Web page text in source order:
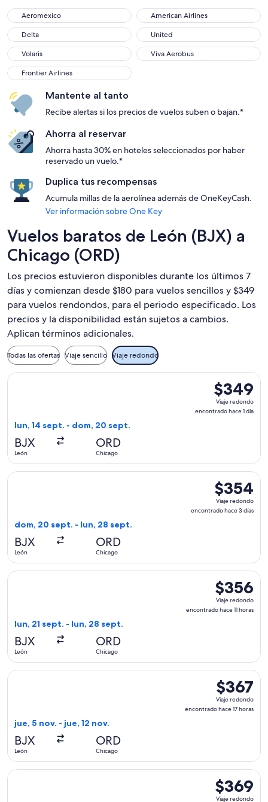
Aeromexico
Aeromexico American Airlines
American Airlines
Delta
Delta United
United
Volaris
Volaris Viva Aerobus
Viva Aerobus
Frontier Airlines
Frontier Airlines
Mantente al tanto
Recibe alertas si los precios de vuelos suben o bajan.*
Ahorra al reservar
Ahorra hasta 30% en hoteles seleccionados por haber
reservado un vuelo.*
Duplica tus recompensas
Acumula millas de la aerolínea además de OneKeyCash.
Ver información sobre One Key
Vuelos baratos de León (BJX) a
Chicago (ORD)
Los precios estuvieron disponibles durante los últimos 7
días y comienzan desde $180 para vuelos sencillos y $349
para vuelos rendondos, para el periodo especificado. Los
precios y la disponibilidad están sujetos a cambios.
Aplican términos adicionales.
Todas las ofertas Viaje sencillo Viaje redondo
$349
Viaje
redondo,
$349
Viaje redondo
encontrado hace 1 día
lun, 14 sept. - dom, 20 sept.
BJX
León
ORD
Chicago
Seleccionar vuelo de Viva, con salida el lun, 14 sept.
$354
Viaje
redondo,
$354
Viaje redondo
encontrado hace 3 días
dom, 20 sept. - lun, 28 sept.
BJX
León
ORD
Chicago
Seleccionar vuelo de Viva, con salida el dom, 20 sept.
$356
Viaje
redondo,
$356
Viaje redondo
encontrado hace 11 horas
lun, 21 sept. - lun, 28 sept.
BJX
León
ORD
Chicago
Seleccionar vuelo de Viva, con salida el lun, 21 sept. desde
$367
Viaje
redondo,
$367
Viaje redondo
encontrado hace 17 horas
jue, 5 nov. - jue, 12 nov.
BJX
León
ORD
Chicago
Seleccionar vuelo de Viva, con salida el jue, 5 nov. desde
$369
Viaje
$369
Viaje redondo
Seleccionar vuelo de Volaris, con salida el vie, 30 oct.